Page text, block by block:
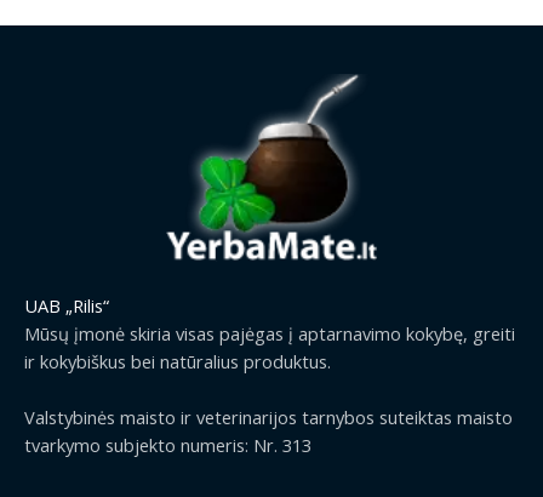
UAB „Rilis“
Mūsų įmonė skiria visas pajėgas į aptarnavimo kokybę, greiti
ir kokybiškus bei natūralius produktus.
Valstybinės maisto ir veterinarijos tarnybos suteiktas maisto
tvarkymo subjekto numeris: Nr. 313